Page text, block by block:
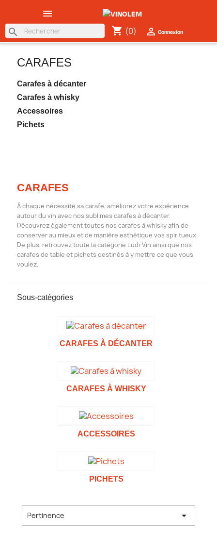

shopping_cart (0)  Connexion
search
CARAFES
Carafes à décanter
Carafes à whisky
Accessoires
Pichets
CARAFES
À chaque nécessité sa carafe, améliorez votre expérience
autour du vin avec nos sublimes carafes à décanter.
Découvrez également toutes nos carafes à whisky afin de
conserver au mieux et de manière esthétique vos spiritueux.
De plus, retrouvez toute la catégorie Ludi-Vin ainsi que nos
carafes de table et pichets destinés à y mettre ce que vous
voulez.
Sous-catégories
CARAFES À DÉCANTER
CARAFES À WHISKY
ACCESSOIRES
PICHETS
Pertinence 